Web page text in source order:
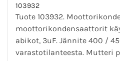
103932
Tuote 103932.
moottorikondensaattorit
abikot, 3uF. Jännite 400 /
varastotilanteesta. Mutteri